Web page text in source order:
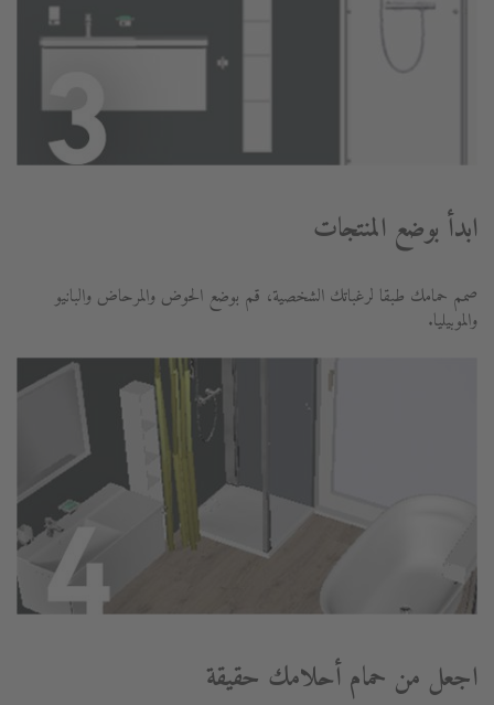
ابدأ بوضع المنتجات
صمم حمامك طبقا لرغباتك الشخصية، قم بوضع الحوض والمرحاض والبانيو
والموبيليا.
اجعل من حمام أحلامك حقيقة